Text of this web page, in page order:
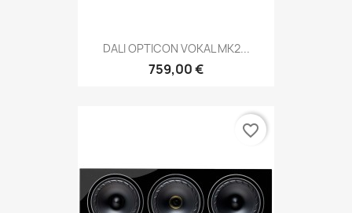
DALI OPTICON VOKAL MK2...
759,00 €
favorite_border